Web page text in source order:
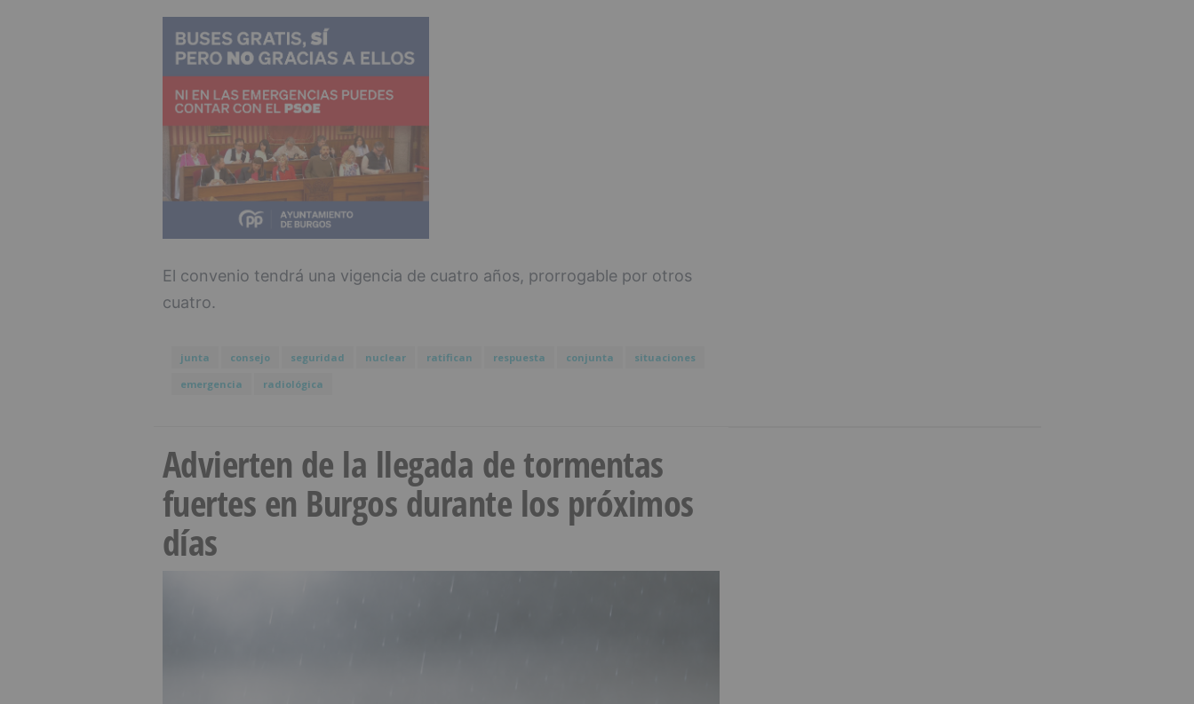
El convenio tendrá una vigencia de cuatro años, prorrogable por otros
cuatro.
junta consejo seguridad nuclear ratifican respuesta conjunta
situaciones
emergencia
radiológica
Advierten de la llegada de tormentas
fuertes en Burgos durante los próximos
días